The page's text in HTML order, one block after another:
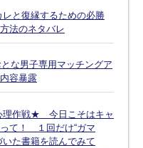
と復縁するための必勝
法のネタバレ
な男子専用マッチングア
容暴露
理作戦★ 今日こそはキャ
て！ １回だけ“ガマ
た書籍を読んでみて